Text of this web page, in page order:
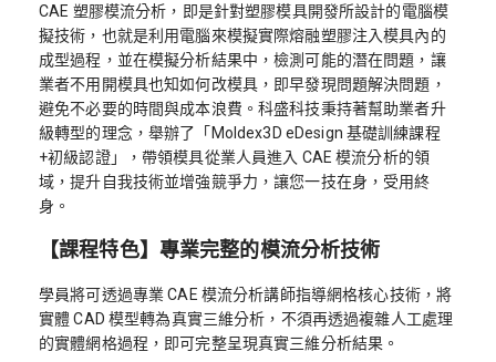
CAE 塑膠模流分析，即是針對塑膠模具開發所設計的電腦模
擬技術，也就是利用電腦來模擬實際熔融塑膠注入模具內的
成型過程，並在模擬分析結果中，檢測可能的潛在問題，讓
業者不用開模具也知如何改模具，即早發現問題解決問題，
避免不必要的時間與成本浪費。科盛科技秉持著幫助業者升
級轉型的理念，舉辦了「Moldex3D eDesign 基礎訓練課程
+初級認證」，帶領模具從業人員進入 CAE 模流分析的領
域，提升自我技術並增強競爭力，讓您一技在身，受用終
身。
【課程特色】專業完整的模流分析技術
學員將可透過專業 CAE 模流分析講師指導網格核心技術，將
實體 CAD 模型轉為真實三維分析，不須再透過複雜人工處理
的實體網格過程，即可完整呈現真實三維分析結果。